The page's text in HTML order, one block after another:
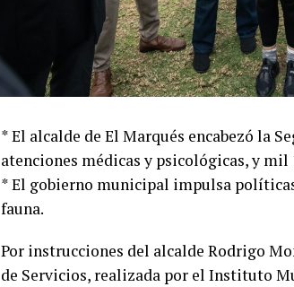
* El alcalde de El Marqués encabezó la
atenciones médicas y psicológicas, y mil
* El gobierno municipal impulsa
fauna.
Por instrucciones del alcalde Rodrigo
de Servicios, realizada por el Instituto